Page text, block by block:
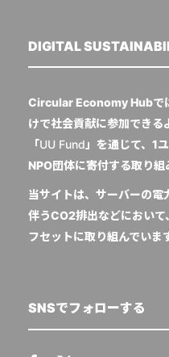
DIGITAL
Circular Economy Hubで
けで社会貢献に参加できる
「UU Fund 」を通じて、1
NPO団体に寄付する取り組
当サイトは、サーバーの電
伴うCO2排出などにおい
フセットに取り組んでいま
SNSでフォローする